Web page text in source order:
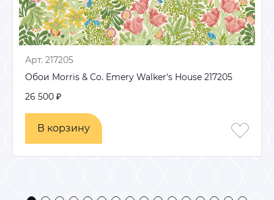
Арт. 217205
Обои Morris & Co. Emery Walker's House 217205
26 500 ₽
В корзину
В корзину